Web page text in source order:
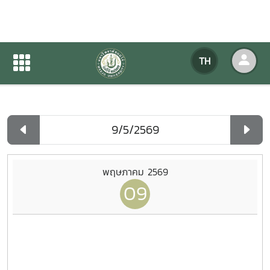
TH
ปฏิทินกิจกรรมของหน่วยงาน
ปฏิทินกิจกรรมของหน่วยงาน
พฤษภาคม 2569
09